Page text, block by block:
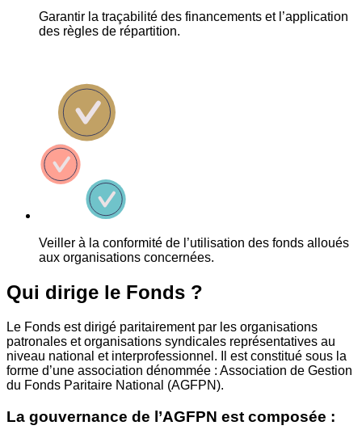
Garantir la traçabilité des financements et l’application
des règles de répartition.
Veiller à la conformité de l’utilisation des fonds alloués
aux organisations concernées.
Qui dirige le Fonds ?
Le Fonds est dirigé paritairement par les organisations
patronales et organisations syndicales représentatives au
niveau national et interprofessionnel. Il est constitué sous la
forme d’une association dénommée : Association de Gestion
du Fonds Paritaire National (AGFPN).
La gouvernance de l’AGFPN est composée :